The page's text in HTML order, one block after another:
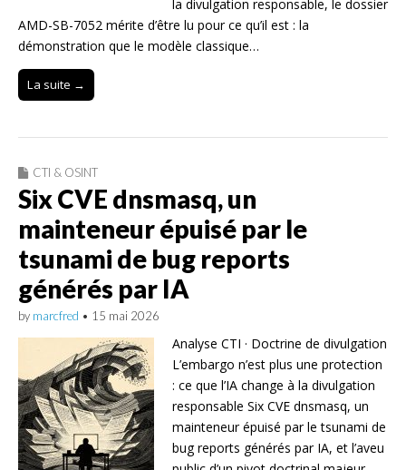
la divulgation responsable, le dossier
AMD-SB-7052 mérite d’être lu pour ce qu’il est : la
démonstration que le modèle classique…
La suite →
CTI & OSINT
Six CVE dnsmasq, un
mainteneur épuisé par le
tsunami de bug reports
générés par IA
by marcfred • 15 mai 2026
Analyse CTI · Doctrine de divulgation
L’embargo n’est plus une protection
: ce que l’IA change à la divulgation
responsable Six CVE dnsmasq, un
mainteneur épuisé par le tsunami de
bug reports générés par IA, et l’aveu